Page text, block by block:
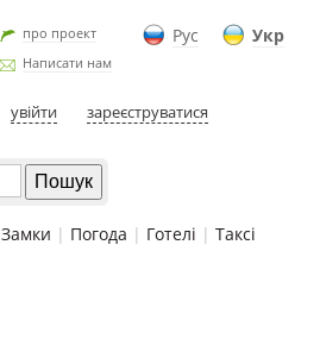
Рус Укр
про проект
Написати нам
увійти зареєструватися
Замки | Погода | Готелі | Таксі